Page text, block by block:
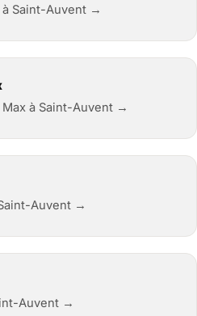
à Saint-Auvent →
Max à Saint-Auvent →
Auvent →
Auvent →